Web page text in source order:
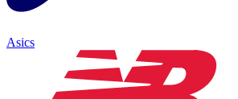
Asics